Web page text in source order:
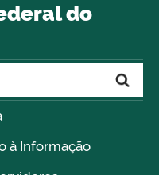
do
à Informação